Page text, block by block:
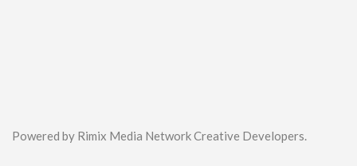
Powered by Rimix Media Network Creative Developers.